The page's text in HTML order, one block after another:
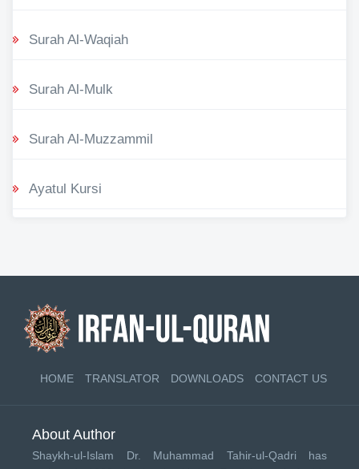
Surah Al-Waqiah
Surah Al-Mulk
Surah Al-Muzzammil
Ayatul Kursi
HOME TRANSLATOR DOWNLOADS CONTACT US
About Author
Shaykh-ul-Islam Dr. Muhammad Tahir-ul-Qadri has